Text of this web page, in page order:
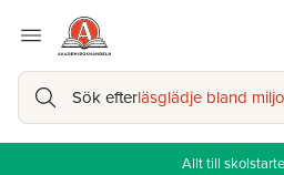
Sök efterläsglädje bland
Allt till